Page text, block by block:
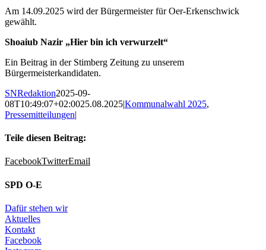
Am 14.09.2025 wird der Bürgermeister für Oer-Erkenschwick
gewählt.
Shoaiub Nazir „Hier bin ich verwurzelt“
Ein Beitrag in der Stimberg Zeitung zu unserem
Bürgermeisterkandidaten.
SNRedaktion2025-09-
08T10:49:07+02:0025.08.2025|Kommunalwahl 2025,
Pressemitteilungen|
Teile diesen Beitrag:
FacebookTwitterEmail
SPD O-E
Dafür stehen wir
Aktuelles
Kontakt
Facebook